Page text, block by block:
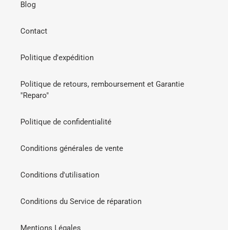
Blog
Contact
Politique d'expédition
Politique de retours, remboursement et Garantie
"Reparo"
Politique de confidentialité
Conditions générales de vente
Conditions d'utilisation
Conditions du Service de réparation
Mentions Légales